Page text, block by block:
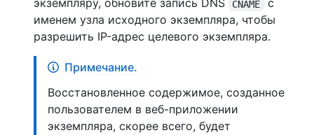
экземпляру, обновите запись DNS
CNAME
с
именем узла исходного экземпляра, чтобы
разрешить IP-адрес целевого экземпляра.
Примечание.
Восстановленное содержимое, созданное
пользователем в веб-приложении
экземпляра, скорее всего, будет